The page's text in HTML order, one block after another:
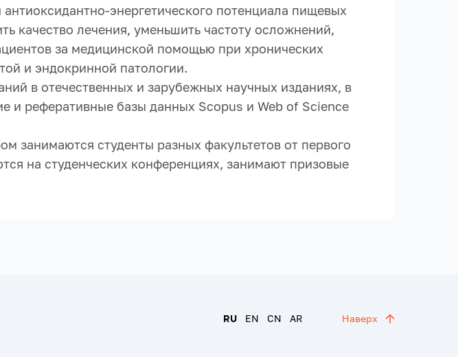
энергетического потенциала пищевых
качество лечения, уменьшить частоту осложнений,
за медицинской помощью при хронических
и эндокринной патологии.
в отечественных и зарубежных научных изданиях, в
и реферативные базы данных Scopus и Web of Science
занимаются студенты разных факультетов от первого
на студенческих конференциях, занимают призовые
RU EN CN AR Наверх